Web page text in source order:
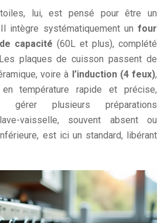
lui, est pensé pour être un
intègre systématiquement un four
capacité (60L et plus), complété
plaques de cuisson passent de
voire à l’induction (4 feux),
température rapide et précise,
gérer plusieurs préparations
vaisselle, souvent absent ou
est ici un standard, libérant